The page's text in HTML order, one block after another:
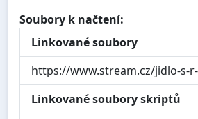
Soubory k načtení:
Linkované soubory
https://www.stream.cz/jidlo-s-
Linkované soubory skriptů